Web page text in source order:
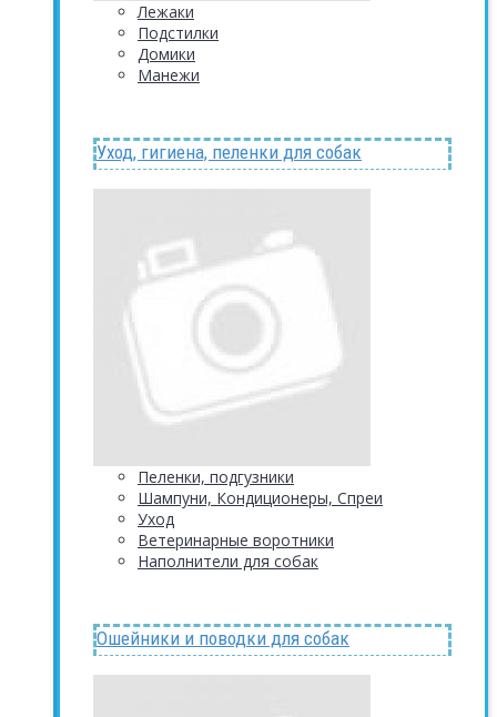
Лежаки
Подстилки
Домики
Манежи
Уход, гигиена, пеленки для собак
Пеленки, подгузники
Шампуни, Кондиционеры, Спреи
Уход
Ветеринарные воротники
Наполнители для собак
Ошейники и поводки для собак